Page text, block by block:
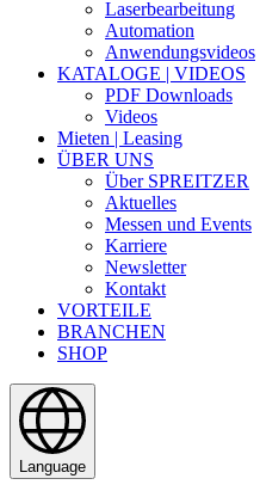
Laserbearbeitung
Automation
Anwendungsvideos
KATALOGE | VIDEOS
PDF Downloads
Videos
Mieten | Leasing
ÜBER UNS
Über SPREITZER
Aktuelles
Messen und Events
Karriere
Newsletter
Kontakt
VORTEILE
BRANCHEN
SHOP
Language